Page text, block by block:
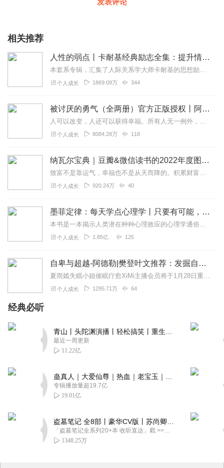
发表评论
相关推荐
人性的弱点丨卡耐基经典励志全集：提升情商和沟通技巧
本套系专辑，汇集了人际关系学大师卡耐基的思想励志精华，收录《人性的弱点》《人性的优点》《语言的突破》《美好的人生》《快乐的人生》等所有经典！是卡耐基的经典合辑，...
个人成长 1869.09万 344
被讨厌的勇气（全两册）官方正版授权丨阿德勒心理学畅销经典｜幸福的勇气
人可以改变，人还可以获得幸福。所有人无一例外，都能如此。——阿德勒心理学一名深陷自卑、无能与不幸福的青年，听到了一名哲人主张的“世界无比单纯，人人都能幸福”便来...
个人成长 8084.28万 118
纳瓦尔宝典｜豆瓣&微信读书的2022年度图书|从白手起家到财务自由
致富不是靠运气，幸福也不是从天而降的。积累财富和幸福生活是我们可以学习的技能。这本书收集整理了硅谷投资人纳瓦尔在过去十年里通过推特、播客和采访等方式分享的人生智...
个人成长 920.24万 40
墨菲定律：每天学点心理学丨只要有可能，就一定会发生
本书是一本揭示人类潜在种种心理效应的心理学通俗读物，其中最有代表性的即“墨菲定律”。与此同时，从自我认知、经济管理等方面入手，作者引出了数十条对现代人工作和生活...
个人成长 1.85亿 125
自卑与超越-阿德勒|樊登叶文推荐：发掘自卑潜力，找到人生意义
夏雨嫣失眠小姐催眠疗愈XiMi主播会员将于1月28日重磅上线！！马上加入>>1.每月4条会员专属催眠疗愈引导声音2.每月2场会员会员专享直播3.365天2...
个人成长 1295.71万 64
经典必听
最近一周更新
11.22亿
专辑播放量超19.7亿
19.01亿
「盗墓笔记全系列20+本 收听直达」戳 >>改编自南派三叔同名作品，腾讯音乐娱乐集团出品，冠声文化制作，...
1348.25万